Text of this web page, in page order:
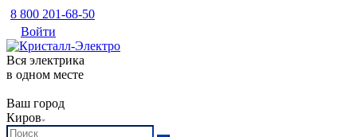
8 800 201-68-50
Войти
Вся электрика
в одном месте
Ваш город
Киров